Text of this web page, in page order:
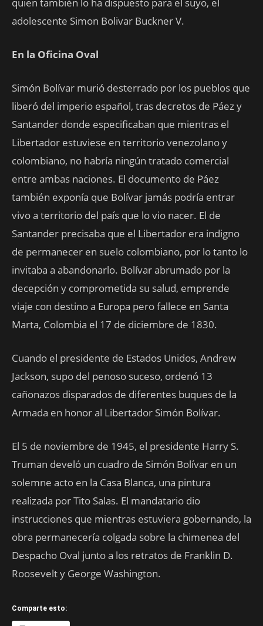
quien también lo ha dispuesto para el suyo, el
adolescente Simon Bolivar Buckner V.
En la Oficina Oval
Simón Bolívar murió desterrado por los pueblos que
liberó del imperio español, tras decretos de Páez y
Santander donde especificaban que mientras el
Libertador estuviese en territorio venezolano y
colombiano, no habría ningún tratado comercial
entre ambas naciones. El documento de Páez
también exponía que Bolívar jamás podría entrar
vivo a territorio del país que lo vio nacer. El de
Santander precisaba que el Libertador era indigno
de permanecer en suelo colombiano, por lo tanto lo
invitaba a abandonarlo. Bolívar abrumado por la
decepción y comprometida su salud, emprende
viaje con destino a Europa pero fallece en Santa
Marta, Colombia el 17 de diciembre de 1830.
Cuando el presidente de Estados Unidos, Andrew
Jackson, supo del penoso suceso, ordenó 13
cañonazos disparados de diferentes buques de la
Armada en honor al Libertador Simón Bolívar.
El 5 de noviembre de 1945, el presidente Harry S.
Truman develó un cuadro de Simón Bolívar en un
solemne acto en la Casa Blanca, una pintura
realizada por Tito Salas. El mandatario dio
instrucciones que mientras estuviera gobernando, la
obra permanecería colgada sobre la chimenea del
Despacho Oval junto a los retratos de Franklin D.
Roosevelt y George Washington.
Comparte esto: